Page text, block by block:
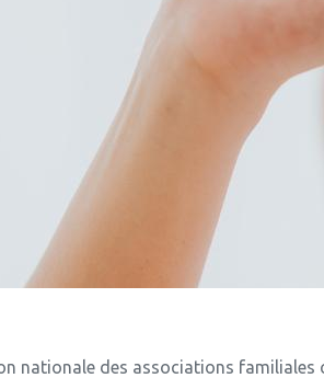
nationale des associations familiales